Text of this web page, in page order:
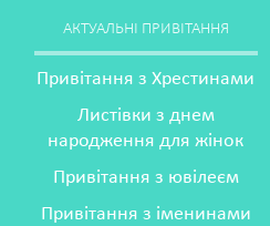
АКТУАЛЬНІ ПРИВІТАННЯ
Привітання з Хрестинами
Листівки з днем
народження для жінок
Привітання з ювілеєм
Привітання з іменинами